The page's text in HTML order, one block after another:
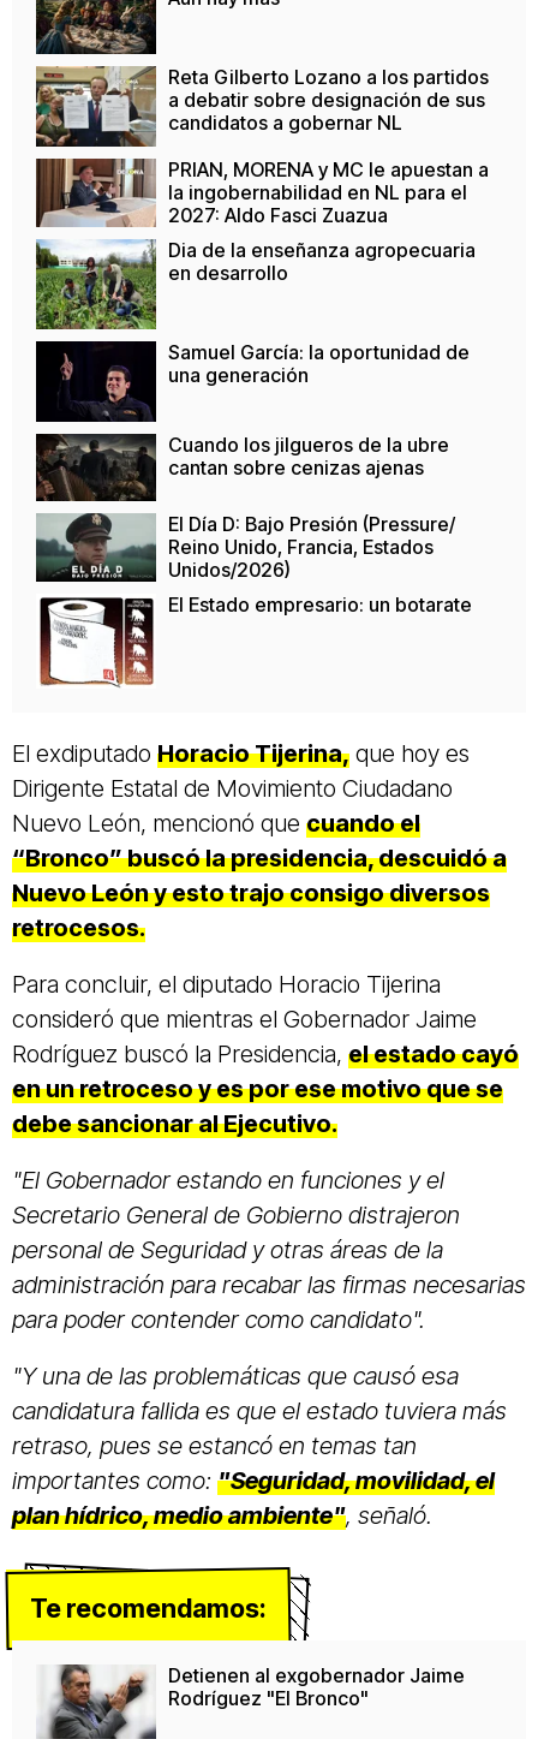
Reta Gilberto Lozano a los partidos
a debatir sobre designación de sus
candidatos a gobernar NL
PRIAN, MORENA y MC le apuestan a
la ingobernabilidad en NL para el
2027: Aldo Fasci Zuazua
Dia de la enseñanza agropecuaria
en desarrollo
Samuel García: la oportunidad de
una generación
Cuando los jilgueros de la ubre
cantan sobre cenizas ajenas
El Día D: Bajo Presión (Pressure/
Reino Unido, Francia, Estados
Unidos/2026)
El Estado empresario: un botarate
El exdiputado Horacio Tijerina, que hoy es
Dirigente Estatal de Movimiento Ciudadano
Nuevo León, mencionó que cuando el
“Bronco” buscó la presidencia, descuidó a
Nuevo León y esto trajo consigo diversos
retrocesos.
Para concluir, el diputado Horacio Tijerina
consideró que mientras el Gobernador Jaime
Rodríguez buscó la Presidencia, el estado cayó
en un retroceso y es por ese motivo que se
debe sancionar al Ejecutivo.
"El Gobernador estando en funciones y el
Secretario General de Gobierno distrajeron
personal de Seguridad y otras áreas de la
administración para recabar las firmas necesarias
para poder contender como candidato".
"Y una de las problemáticas que causó esa
candidatura fallida es que el estado tuviera más
retraso, pues se estancó en temas tan
importantes como: "Seguridad, movilidad, el
plan hídrico, medio ambiente", señaló.
Te recomendamos:
Detienen al exgobernador Jaime
Rodríguez "El Bronco"